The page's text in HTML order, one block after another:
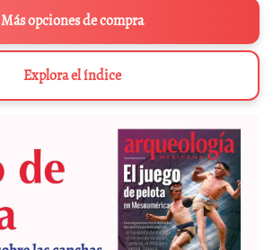
Más opciones de compra
Explora el índice